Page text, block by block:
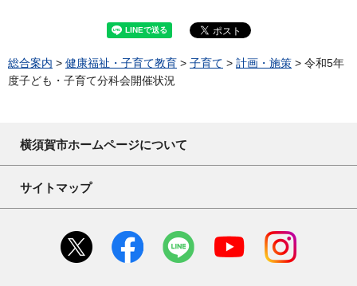
総合案内 > 健康福祉・子育て教育 > 子育て > 計画・施策 > 令和5年
度子ども・子育て分科会開催状況
横須賀市ホームページについて
サイトマップ